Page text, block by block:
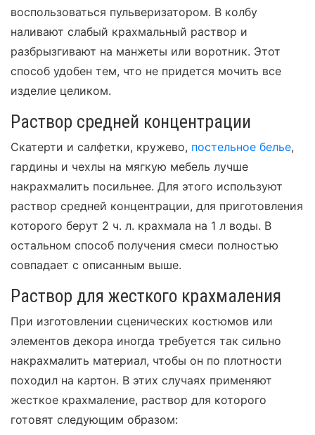
воспользоваться пульверизатором. В колбу
наливают слабый крахмальный раствор и
разбрызгивают на манжеты или воротник. Этот
способ удобен тем, что не придется мочить все
изделие целиком.
Раствор средней концентрации
Скатерти и салфетки, кружево, постельное белье,
гардины и чехлы на мягкую мебель лучше
накрахмалить посильнее. Для этого используют
раствор средней концентрации, для приготовления
которого берут 2 ч. л. крахмала на 1 л воды. В
остальном способ получения смеси полностью
совпадает с описанным выше.
Раствор для жесткого крахмаления
При изготовлении сценических костюмов или
элементов декора иногда требуется так сильно
накрахмалить материал, чтобы он по плотности
походил на картон. В этих случаях применяют
жесткое крахмаление, раствор для которого
готовят следующим образом: